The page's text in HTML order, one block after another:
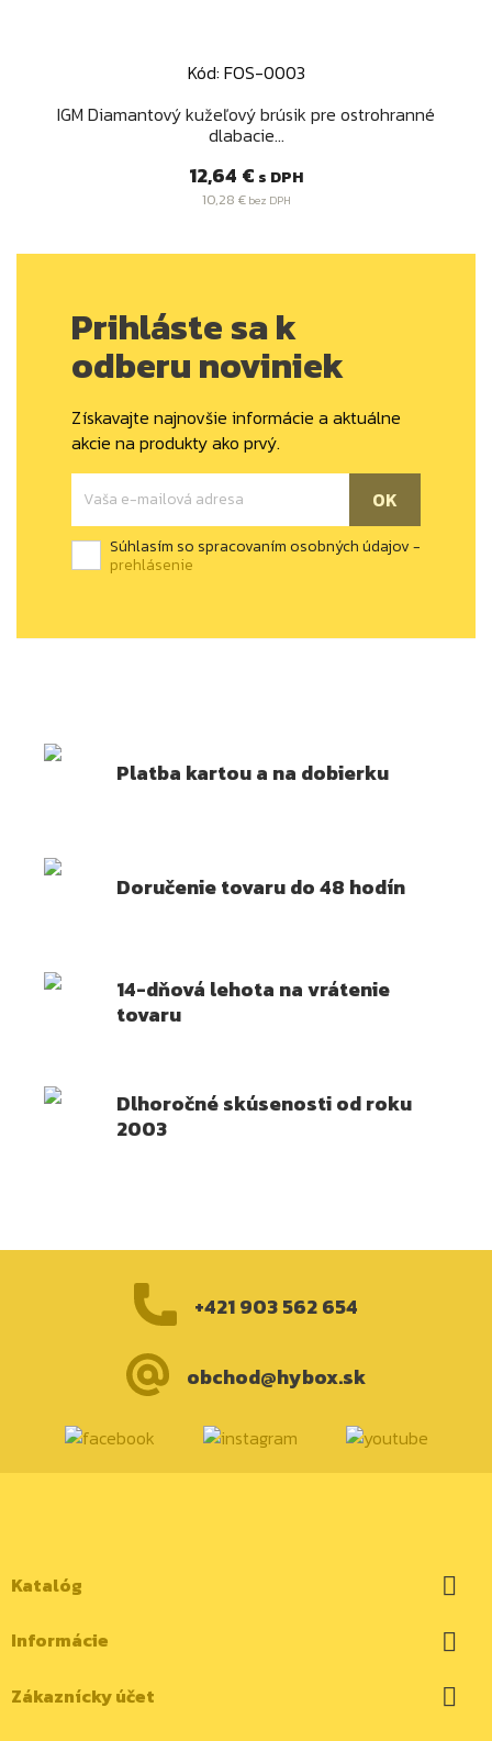
Kód: FOS-0003
IGM Diamantový kužeľový brúsik pre ostrohranné
dlabacie...
Cena
12,64 € s DPH
10,28 €bez DPH
Prihláste sa k
odberu noviniek
Získavajte najnovšie informácie a aktuálne
akcie na produkty ako prvý.
Súhlasím so spracovaním osobných údajov -
prehlásenie
Platba kartou a na dobierku
Doručenie tovaru do 48 hodín
14-dňová lehota na vrátenie
tovaru
Dlhoročné skúsenosti od roku
2003
+421 903 562 654
obchod@hybox.sk
Katalóg 
Informácie 
Zákaznícky účet 